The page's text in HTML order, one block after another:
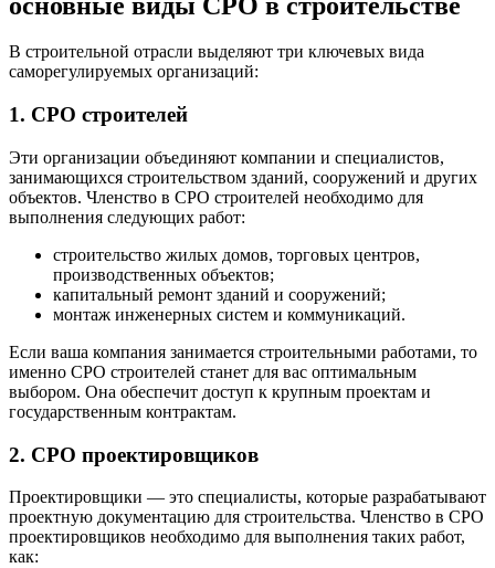
В строительной отрасли выделяют три ключевых вида
саморегулируемых организаций:
1. СРО строителей
Эти организации объединяют компании и специалистов,
занимающихся строительством зданий, сооружений и других
объектов. Членство в СРО строителей необходимо для
выполнения следующих работ:
строительство жилых домов, торговых центров,
производственных объектов;
капитальный ремонт зданий и сооружений;
монтаж инженерных систем и коммуникаций.
Если ваша компания занимается строительными работами, то
именно СРО строителей станет для вас оптимальным
выбором. Она обеспечит доступ к крупным проектам и
государственным контрактам.
2. СРО проектировщиков
Проектировщики — это специалисты, которые разрабатывают
проектную документацию для строительства. Членство в СРО
проектировщиков необходимо для выполнения таких работ,
как: